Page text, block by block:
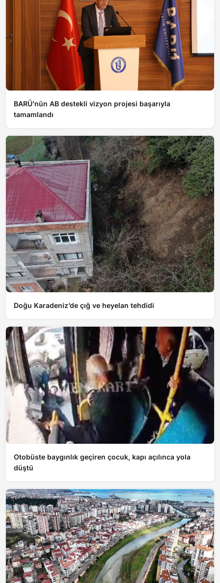
BARÜ’nün AB destekli vizyon projesi başarıyla
tamamlandı
Doğu Karadeniz’de çığ ve heyelan tehdidi
Otobüste baygınlık geçiren çocuk, kapı açılınca yola
düştü